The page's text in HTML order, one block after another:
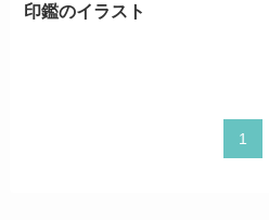
印鑑のイラスト
1